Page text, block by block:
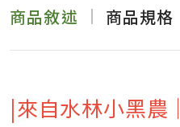
商品敘述 商品規格
|來自水林小黑農